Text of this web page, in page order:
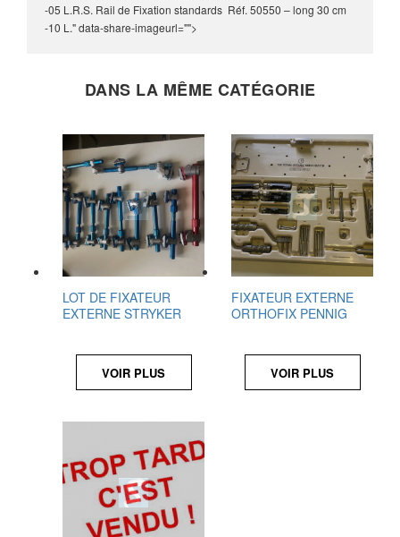
-05 L.R.S. Rail de Fixation standards Réf. 50550 – long 30 cm
-10 L." data-share-imageurl="">
DANS LA MÊME CATÉGORIE
LOT DE FIXATEUR
EXTERNE STRYKER
VOIR PLUS
FIXATEUR EXTERNE
ORTHOFIX PENNIG
VOIR PLUS